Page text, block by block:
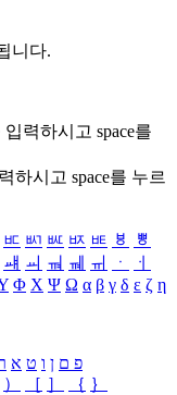
니다.
입력하시고 space를
하시고 space를 누르
ㅳ ㅴ ㅵ ㅶ ㅷ ㅸ
ㅹ
ㆈ ㆉ ㆊ ㆋ ㆌ ㆍ
ㆎ
Φ Χ Ψ Ω α β γ δ ε ζ η
פ ם ן ו ט א
） ［ ］ ｛ ｝